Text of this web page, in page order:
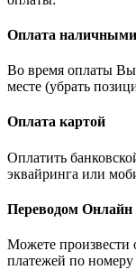
Оплата наличными
Во время оплаты Вы
месте (убрать
Оплата картой
Оплатить
эквайринга или
Переводом Онлайн
Можете произвести
платежей по